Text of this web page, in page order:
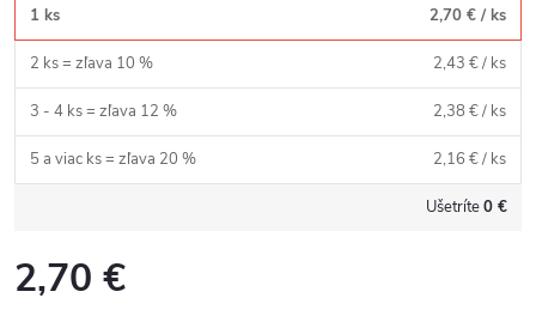
1 ks 2,70 € / ks
2 ks = zľava 10 % 2,43 €/ ks
3 - 4 ks = zľava 12 % 2,38 €/ ks
5 a viac ks = zľava 20 % 2,16 €/ ks
Ušetríte0 €
2,70 €